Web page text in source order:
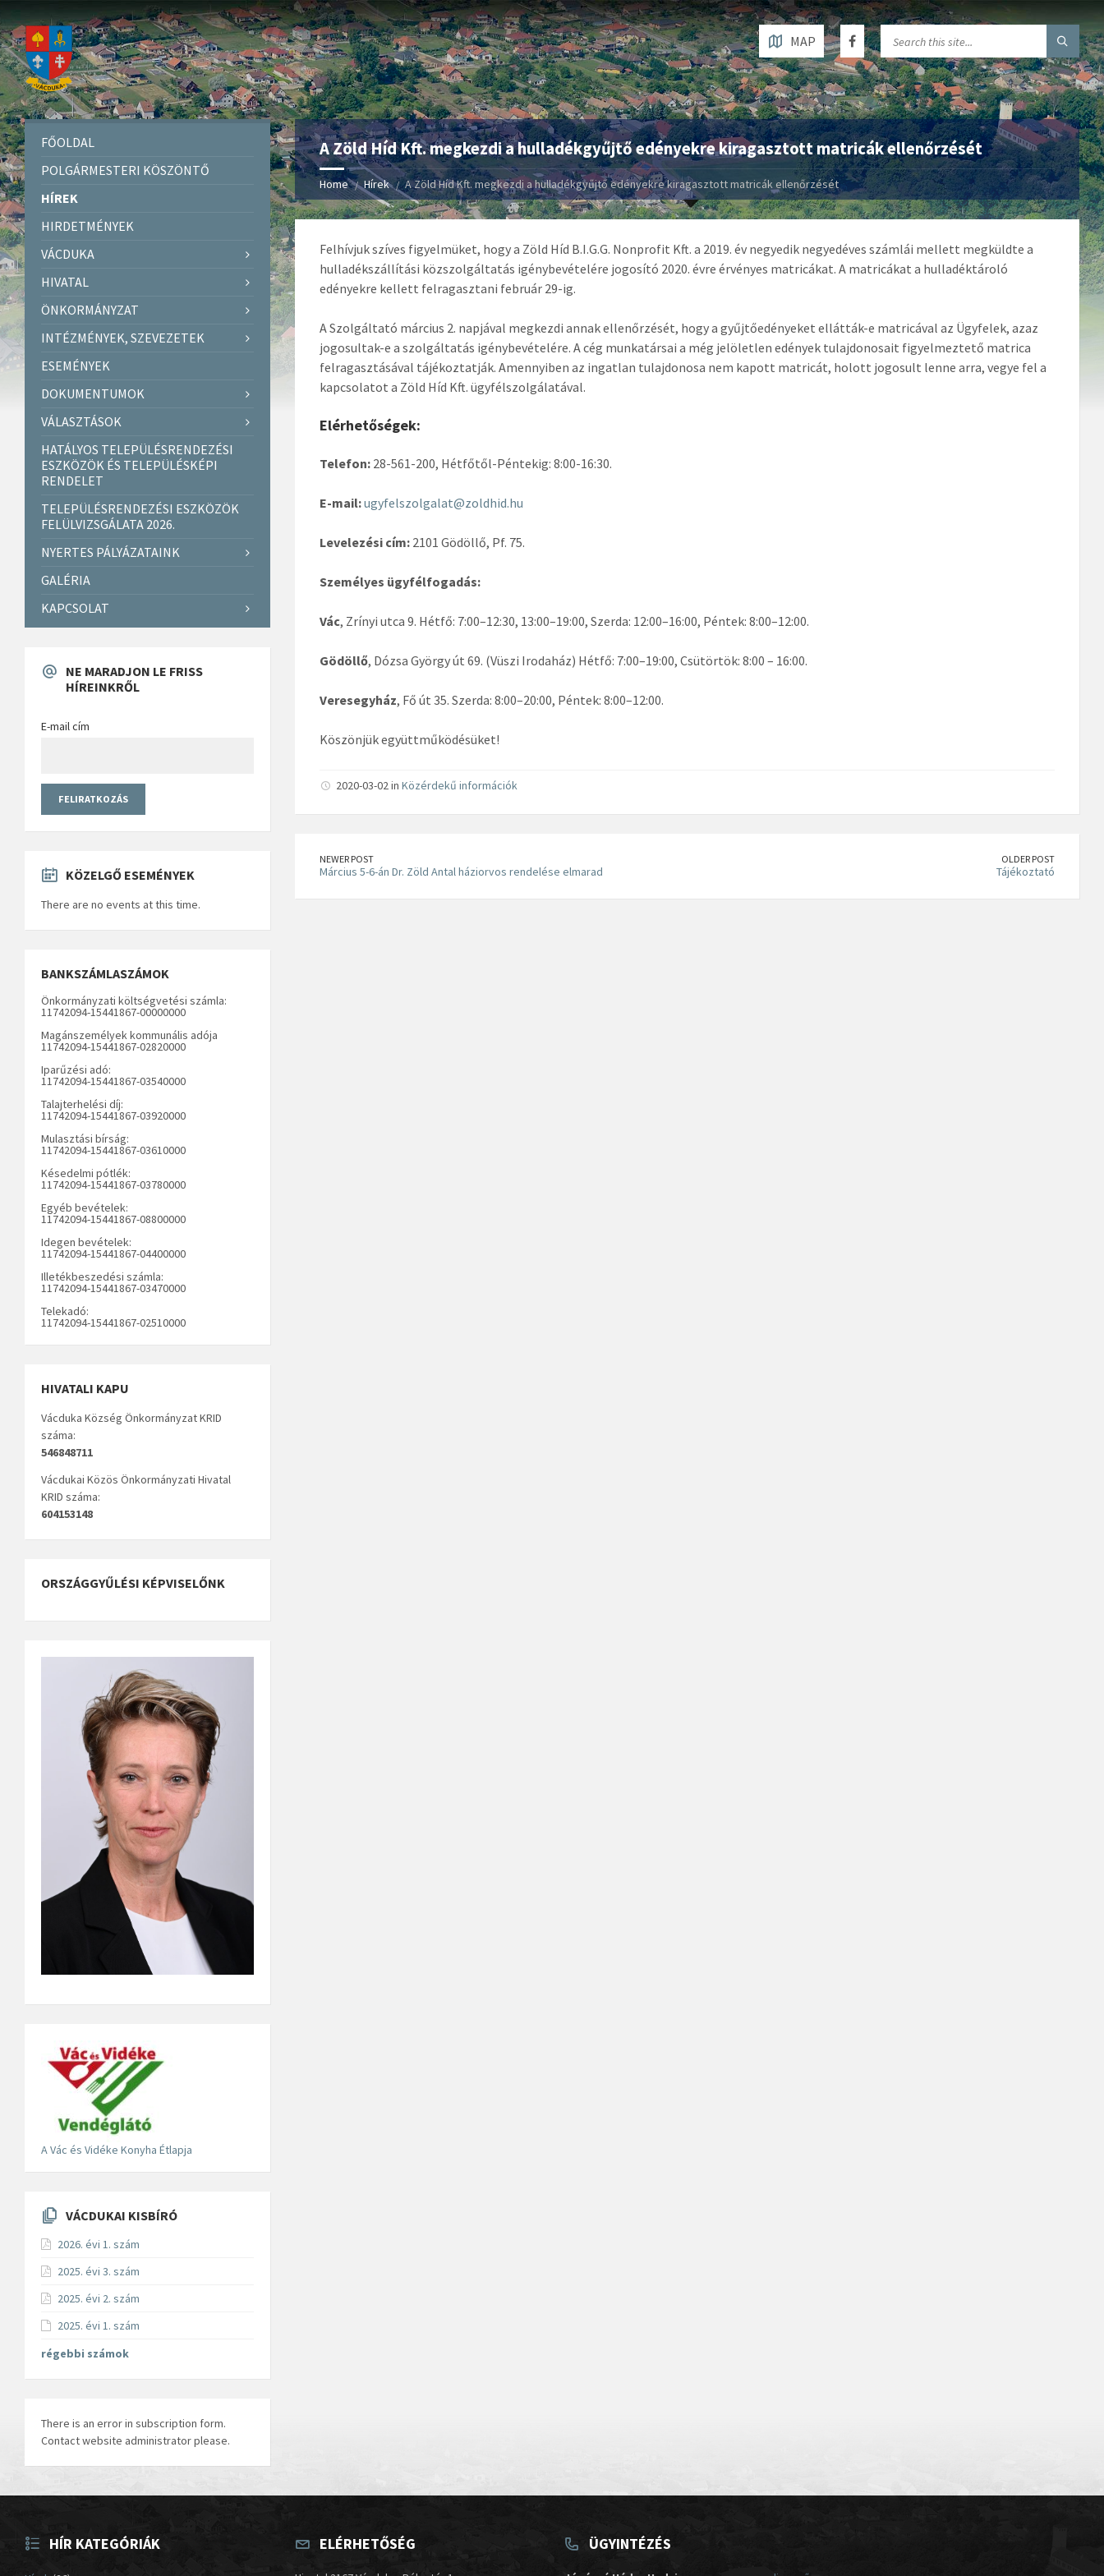
MAP
A Zöld Híd Kft. megkezdi a hulladékgyűjtő edényekre kiragasztott matricák ellenőrzését
Home Hírek A Zöld Híd Kft. megkezdi a hulladékgyűjtő edényekre kiragasztott matricák ellenőrzését
Felhívjuk szíves figyelmüket, hogy a Zöld Híd B.I.G.G. Nonprofit Kft. a 2019. év negyedik negyedéves számlái mellett megküldte a
hulladékszállítási közszolgáltatás igénybevételére jogosító 2020. évre érvényes matricákat. A matricákat a hulladéktároló
edényekre kellett felragasztani február 29-ig.
A Szolgáltató március 2. napjával megkezdi annak ellenőrzését, hogy a gyűjtőedényeket ellátták-e matricával az Ügyfelek, azaz
jogosultak-e a szolgáltatás igénybevételére. A cég munkatársai a még jelöletlen edények tulajdonosait figyelmeztető matrica
felragasztásával tájékoztatják. Amennyiben az ingatlan tulajdonosa nem kapott matricát, holott jogosult lenne arra, vegye fel a
kapcsolatot a Zöld Híd Kft. ügyfélszolgálatával.
Elérhetőségek:
Telefon:28-561-200, Hétfőtől-Péntekig: 8:00-16:30.
E-mail:ugyfelszolgalat@zoldhid.hu
Levelezési cím:2101 Gödöllő, Pf. 75.
Személyes ügyfélfogadás:
Vác, Zrínyi utca 9. Hétfő: 7:00–12:30, 13:00–19:00, Szerda: 12:00–16:00, Péntek: 8:00–12:00.
Gödöllő, Dózsa György út 69. (Vüszi Irodaház) Hétfő: 7:00–19:00, Csütörtök: 8:00 – 16:00.
Veresegyház, Fő út 35. Szerda: 8:00–20:00, Péntek: 8:00–12:00.
Köszönjük együttműködésüket!
2020-03-02 in Közérdekű információk
NEWER POST
Március 5-6-án Dr. Zöld Antal háziorvos rendelése elmarad
OLDER POST
Tájékoztató
FŐOLDAL
POLGÁRMESTERI KÖSZÖNTŐ
HÍREK
HIRDETMÉNYEK
VÁCDUKA
HIVATAL
ÖNKORMÁNYZAT
INTÉZMÉNYEK, SZEVEZETEK
ESEMÉNYEK
DOKUMENTUMOK
VÁLASZTÁSOK
HATÁLYOS TELEPÜLÉSRENDEZÉSI
ESZKÖZÖK ÉS TELEPÜLÉSKÉPI
RENDELET
TELEPÜLÉSRENDEZÉSI ESZKÖZÖK
FELÜLVIZSGÁLATA 2026.
NYERTES PÁLYÁZATAINK
GALÉRIA
KAPCSOLAT
NE MARADJON LE FRISS
HÍREINKRŐL
E-mail cím
KÖZELGŐ ESEMÉNYEK
There are no events at this time.
BANKSZÁMLASZÁMOK
Önkormányzati költségvetési számla:
11742094-15441867-00000000
Magánszemélyek kommunális adója
11742094-15441867-02820000
Iparűzési adó:
11742094-15441867-03540000
Talajterhelési díj:
11742094-15441867-03920000
Mulasztási bírság:
11742094-15441867-03610000
Késedelmi pótlék:
11742094-15441867-03780000
Egyéb bevételek:
11742094-15441867-08800000
Idegen bevételek:
11742094-15441867-04400000
Illetékbeszedési számla:
11742094-15441867-03470000
Telekadó:
11742094-15441867-02510000
HIVATALI KAPU
Vácduka Község Önkormányzat KRID
száma:
546848711
Vácdukai Közös Önkormányzati Hivatal
KRID száma:
604153148
ORSZÁGGYŰLÉSI KÉPVISELŐNK
A Vác és Vidéke Konyha Étlapja
VÁCDUKAI KISBÍRÓ
2026. évi 1. szám
2025. évi 3. szám
2025. évi 2. szám
2025. évi 1. szám
régebbi számok
There is an error in subscription form.
Contact website administrator please.
HÍR KATEGÓRIÁK ELÉRHETŐSÉG ÜGYINTÉZÉS